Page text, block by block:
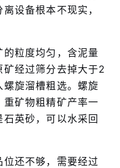
设备根本不现实，
粒度均匀，含泥量
经过筛分去掉大于2
旋溜槽粗选。螺旋
矿物粗精矿产率一
英砂，可以水采回
还不够，需要经过